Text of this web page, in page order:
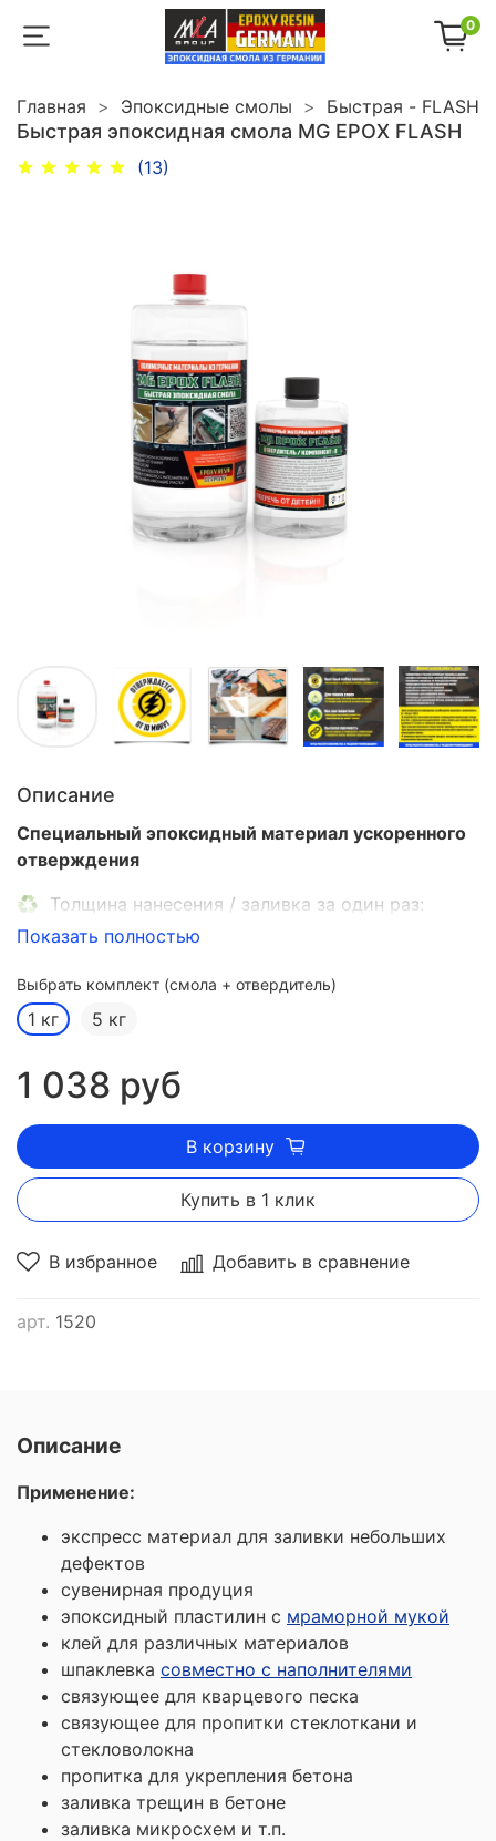
0
Главная Эпоксидные смолы Быстрая - FLASH
Быстрая эпоксидная смола MG EPOX FLASH
(13)
В избранное Добавить в сравнение
арт. 1520
Выбрать комплект (смола + отвердитель)
1 кг 5 кг
Описание
Специальный эпоксидный материал ускоренного
отверждения
♻️ Толщина нанесения / заливка за один раз:
индивидуально
⌛ Время отверждения: от 10 минут
✅ В разделе
Показать полностью
1 038 руб
В корзину
Купить в 1 клик
Описание
Применение:
экспресс материал для заливки небольших
дефектов
сувенирная продуция
эпоксидный пластилин с мраморной мукой
клей для различных материалов
шпаклевка совместно с наполнителями
связующее для кварцевого песка
связующее для пропитки стеклоткани и
стекловолокна
пропитка для укрепления бетона
заливка трещин в бетоне
заливка микросхем и т.п.